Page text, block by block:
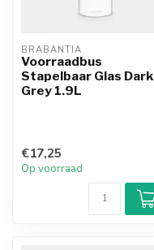
BRABANTIA
Voorraadbus
Stapelbaar Glas Dark
Grey 1.9L
€17,25
Op voorraad